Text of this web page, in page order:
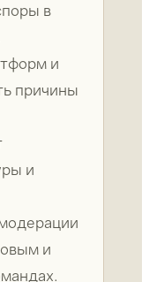
в
и
причины
и
и